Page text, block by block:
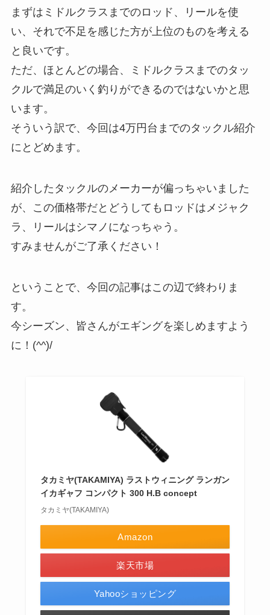
まずはミドルクラスまでのロッド、リールを使
い、それで不足を感じた方が上位のものを考える
と良いです。
ただ、ほとんどの場合、ミドルクラスまでのタッ
クルで満足のいく釣りができるのではないかと思
います。
そういう訳で、今回は4万円台までのタックル紹介
にとどめます。
紹介したタックルのメーカーが偏っちゃいました
が、この価格帯だとどうしてもロッドはメジャク
ラ、リールはシマノになっちゃう。
すみませんがご了承ください！
ということで、今回の記事はこの辺で終わりま
す。
今シーズン、皆さんがエギングを楽しめますよう
に！(^^)/
タカミヤ(TAKAMIYA) ラストウィニング ランガン
イカギャフ コンパクト 300 H.B concept
タカミヤ(TAKAMIYA)
Amazon
楽天市場
Yahooショッピング